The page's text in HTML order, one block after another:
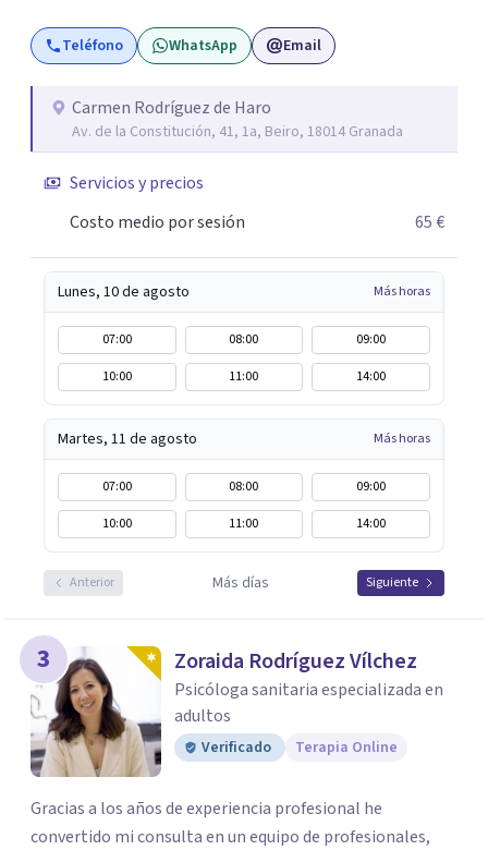
Teléfono WhatsApp Email
Carmen Rodríguez de Haro
Av. de la Constitución, 41, 1a, Beiro, 18014 Granada
Servicios y precios
Costo medio por sesión
65 €
Lunes, 10 de agosto Más horas
07:00 08:00
09:00
10:00
11:00 14:00
Martes, 11 de agosto Más horas
07:00 08:00
09:00
10:00
11:00 14:00
Anterior Más días Siguiente
3 Zoraida Rodríguez Vílchez
Psicóloga sanitaria especializada en
adultos
Verificado Terapia Online
Gracias a los años de experiencia profesional he
convertido mi consulta en un equipo de profesionales,